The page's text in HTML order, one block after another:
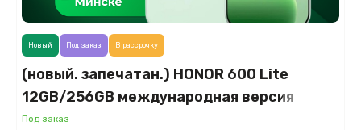
(новый. запечатан.) HONOR 600 Lite
12GB/256GB международная версия
(зеленый)
Под заказ
Новый Под заказ В рассрочку